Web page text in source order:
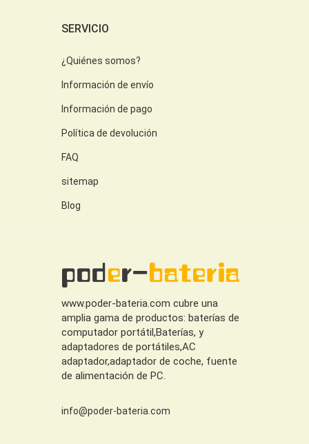
SERVICIO
¿Quiénes somos?
Información de envío
Información de pago
Política de devolución
FAQ
sitemap
Blog
www.poder-bateria.com cubre una
amplia gama de productos: baterías de
computador portátil,Baterías, y
adaptadores de portátiles,AC
adaptador,adaptador de coche, fuente
de alimentación de PC.
info@poder-bateria.com